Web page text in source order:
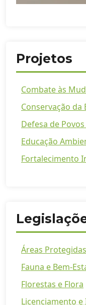
Projetos
Combate às
Conservação da
Defesa de
Educação
Fortalecimento
Áreas
Fauna e Bem-
Florestas e Flora
Licenciamento